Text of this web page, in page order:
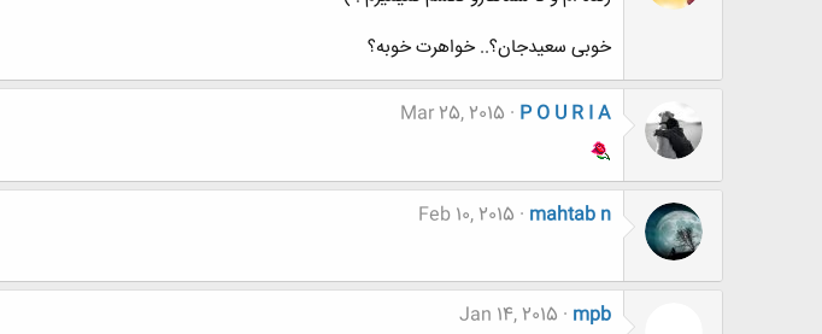
خوبی سعیدجان؟.. خواهرت خوبه؟
P O U R I A
Mar 25, 2015
mahtab n
Feb 10, 2015
mpb
Jan 14, 2015